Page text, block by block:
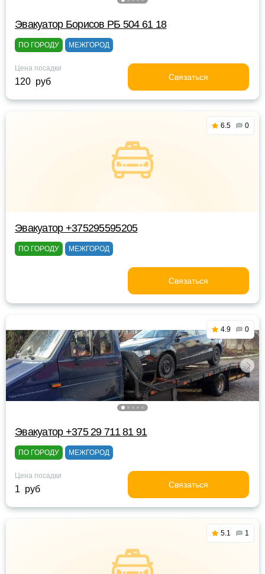
Эвакуатор Борисов РБ 504 61 18
ПО ГОРОДУ МЕЖГОРОД
Цена посадки
120 руб Связаться
6.5 0
Эвакуатор +375295595205
ПО ГОРОДУ МЕЖГОРОД
Связаться
4.9 0
Эвакуатор +375 29 711 81 91
ПО ГОРОДУ МЕЖГОРОД
Цена посадки
1 руб Связаться
5.1 1